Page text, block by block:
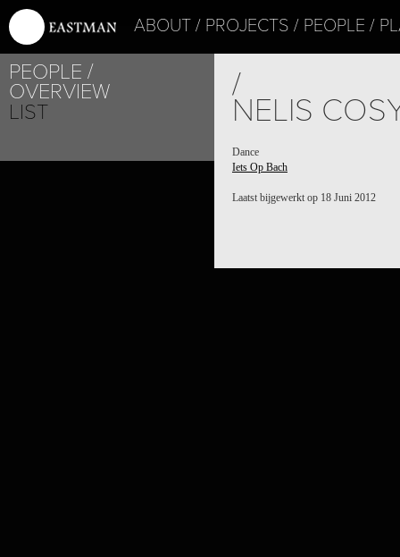
ABOUT PROJECTS PEOPLE
PEOPLE
OVERVIEW
LIST
/
NELIS
Dance
Iets Op Bach
Laatst bijgewerkt op 18 Juni 2012